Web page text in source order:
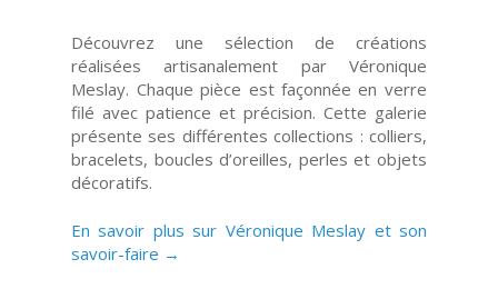
Découvrez une sélection de créations
réalisées artisanalement par Véronique
Meslay. Chaque pièce est façonnée en verre
filé avec patience et précision. Cette galerie
présente ses différentes collections : colliers,
bracelets, boucles d’oreilles, perles et objets
décoratifs.
En savoir plus sur Véronique Meslay et son
savoir-faire →